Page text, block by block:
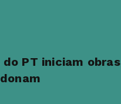
do PT iniciam obras